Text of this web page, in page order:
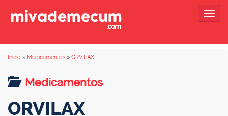
Inicio » Medicamentos » ORVILAX
Medicamentos
ORVILAX